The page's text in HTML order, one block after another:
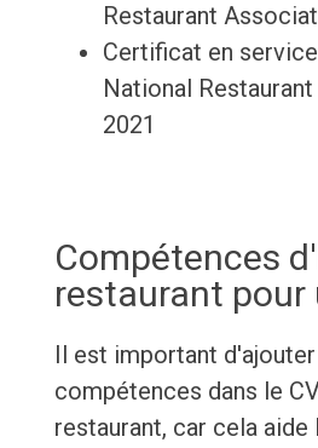
Restaurant
Certificat en
National
2021
Compétences
restaurant pour
Il est important
compétences dans le
restaurant, car cela